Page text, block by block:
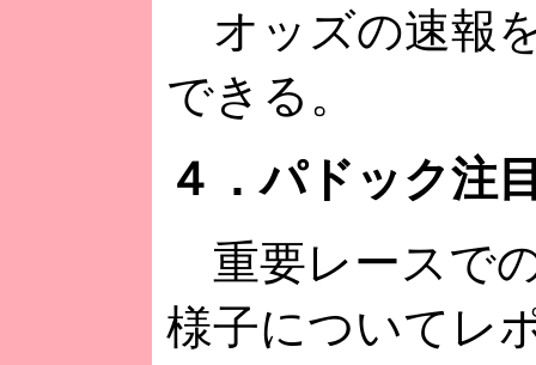
オッズの速報
できる。
４．パドック注
重要レースで
様子についてレ